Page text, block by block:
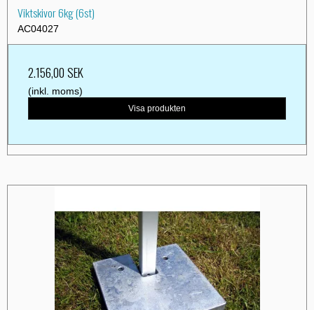
Viktskivor 6kg (6st)
AC04027
2.156,00 SEK
(inkl. moms)
Visa produkten